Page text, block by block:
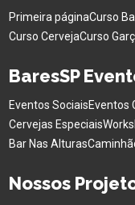
Primeira páginaCurso
Curso CervejaCurso
BaresSP
Eventos SociaisEventos
Cervejas Especiais
Bar Nas Alturas
Nossos